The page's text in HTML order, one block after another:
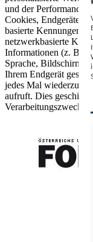
und der Performance
Cookies, Endgeräte-
basierte Kennungen,
netzwerkbasierte
Informationen (z. B.
Sprache,
Ihrem Endgerät
jedes Mal
aufruft. Dies geschieht
Verarbeitungszwecke.
FONDS